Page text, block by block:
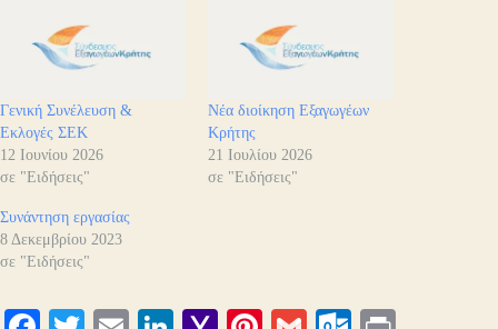
Γενική Συνέλευση &
Εκλογές ΣΕΚ
12 Ιουνίου 2026
σε "Ειδήσεις"
Νέα διοίκηση Εξαγωγέων
Κρήτης
21 Ιουλίου 2026
σε "Ειδήσεις"
Συνάντηση εργασίας
8 Δεκεμβρίου 2023
σε "Ειδήσεις"